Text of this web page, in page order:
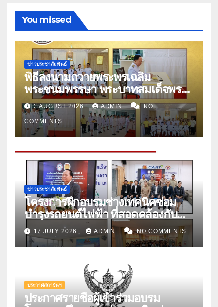
You missed
ข่าวประชาสัมพันธ์
พิธีลงนามถวายพระพรเฉลิม
พระชนมพรรษา พระบาทสมเด็จพระ
ปรเมนทรรามาธิบดีศรีสินทรมหาวชิร
าลงกรณ์ พระวชิรเกล้าเจ้าอยู่หัว เพื่อ
แสดงถึงความจงรักภักดี ถวายพระพร
ชัยมงคลเทิดพระเกียรติคุณ และถวาย
สัตย์ปฏิญาณ เพื่อเป็นข้าราชการที่ดี
ในวันศุกร์ที่ ๒๔ กรกฎาคม ประจำปี
๒๕๖๙
3 AUGUST 2026 ADMIN NO
COMMENTS
ข่าวประชาสัมพันธ์
โครงการฝึกอบรมช่างเทคนิคซ่อม
บำรุงรถยนต์ไฟฟ้า ที่สอดคล้องกับ
มาตรฐานอาชีพและคุณวุฒิวิชาชีพ
สาขายานยนต์ไฟฟ้า อาชีพช่าง
เทคนิคซ่อมบำรุงรถยนต์ไฟฟ้า ระดับ
๓ (EV Maintenance
Technician Level ๓) รุ่นที่ ๑
17 JULY 2026 ADMIN NO COMMENTS
ประกาศสถาบันฯ
ประกาศรายชื่อผู้เข้าร่วมอบรม